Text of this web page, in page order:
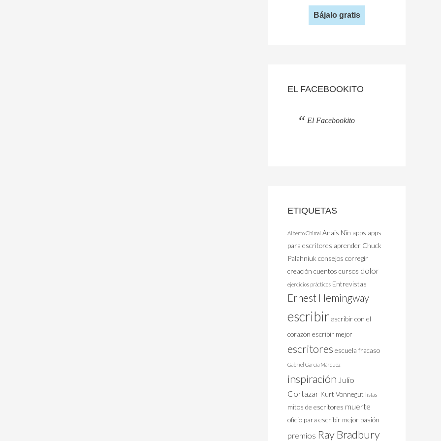
Bájalo gratis
EL FACEBOOKITO
El Facebookito
ETIQUETAS
Alberto Chimal Anais Nïn apps apps
para escritores aprender Chuck
Palahniukconsejos corregir
creación cuentos cursos dolor
ejercicios prácticos Entrevistas
Ernest Hemingway
escribirescribir con el
corazón escribir mejor
escritores escuela fracaso
Gabriel García Márquez
inspiración Julio
Cortazar Kurt Vonnegut listas
mitos de escritores muerte
oficio para escribir mejor pasión
premios Ray Bradbury